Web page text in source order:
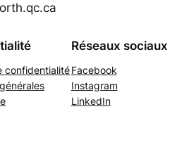
confidentialité
Réseaux sociaux
Facebook
Instagram
LinkedIn